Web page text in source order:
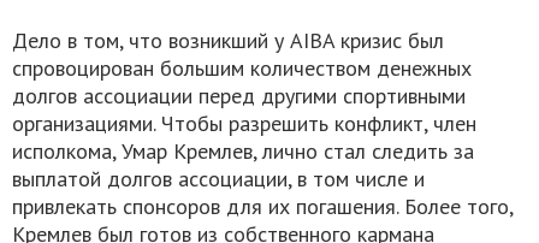
Дело в том, что возникший у AIBA кризис был
спровоцирован большим количеством денежных
долгов ассоциации перед другими спортивными
организациями. Чтобы разрешить конфликт, член
исполкома, Умар Кремлев, лично стал следить за
выплатой долгов ассоциации, в том числе и
привлекать спонсоров для их погашения. Более того,
Кремлев был готов из собственного кармана